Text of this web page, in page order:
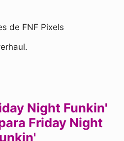
de FNF Pixels
Night Funkin'
Friday Night